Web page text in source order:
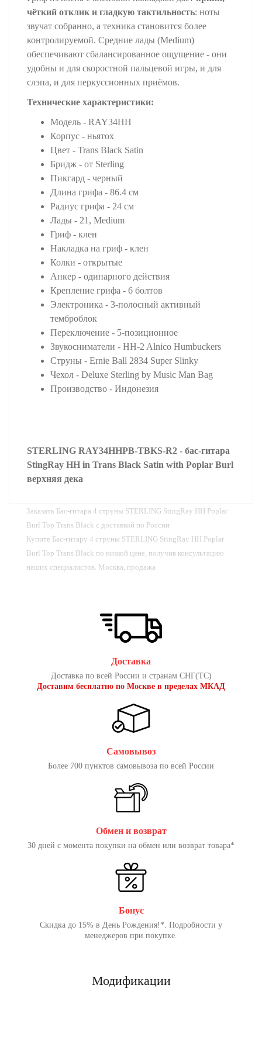
чёткий отклик и гладкую тактильность: ноты
звучат собранно, а техника становится более
контролируемой. Средние лады (Medium)
обеспечивают сбалансированное ощущение - они
удобны и для скоростной пальцевой игры, и для
слэпа, и для перкуссионных приёмов.
Технические характеристики:
Модель - RAY34HH
Корпус - ньятох
Цвет - Trans Black Satin
Бридж - от Sterling
Пикгард - черный
Длина грифа - 86.4 см
Радиус грифа - 24 см
Лады - 21, Medium
Гриф - клен
Накладка на гриф - клен
Колки - открытые
Анкер - одинарного действия
Крепление грифа - 6 болтов
Электроника - 3-полосный активный
темброблок
Переключение - 5-позиционное
Звукосниматели - HH-2 Alnico Humbuckers
Струны - Ernie Ball 2834 Super Slinky
Чехол - Deluxe Sterling by Music Man Bag
Производство - Индонезия
STERLING RAY34HHPB-TBKS-R2 - бас-гитара
StingRay HH in Trans Black Satin with Poplar Burl
верхняя дека
Заказать Бас-гитара 4 струны STERLING StingRay HH Poplar
Burl Top Trans Black с доставкой по России
Купите Бас-гитару 4 струны STERLING StingRay HH Poplar
Burl Top Trans Black по низкой цене, получив консультацию
наших специалистов. Москва, продажа
Доставка
Доставка по всей России и странам СНГ(ТС)
Доставим бесплатно по Москве в пределах МКАД
Самовывоз
Более 700 пунктов самовывоза по всей России
Обмен и возврат
30 дней с момента покупки на обмен или возврат товара*
Бонус
Скидка до 15% в День Рождения!*. Подробности у
менеджеров при покупке.
Модификации